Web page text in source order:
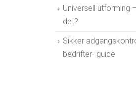
Universell utforming
det?
Sikker
bedrifter- guide